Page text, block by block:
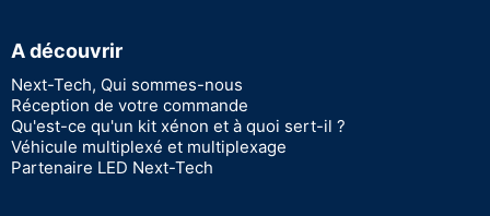
A découvrir
Next-Tech, Qui sommes-nous
Réception de votre commande
Qu'est-ce qu'un kit xénon et à quoi sert-il ?
Véhicule multiplexé et multiplexage
Partenaire LED Next-Tech